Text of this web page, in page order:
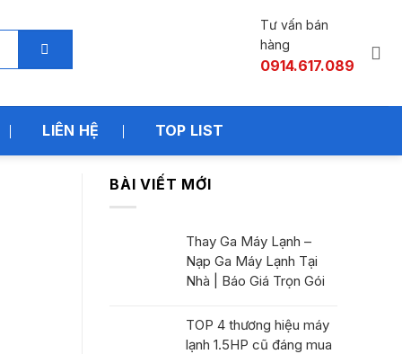
Tư vấn bán
hàng
0914.617.089
LIÊN HỆ TOP LIST
BÀI VIẾT MỚI
Thay Ga Máy Lạnh –
Nạp Ga Máy Lạnh Tại
Nhà | Báo Giá Trọn Gói
TOP 4 thương hiệu máy
lạnh 1.5HP cũ đáng mua